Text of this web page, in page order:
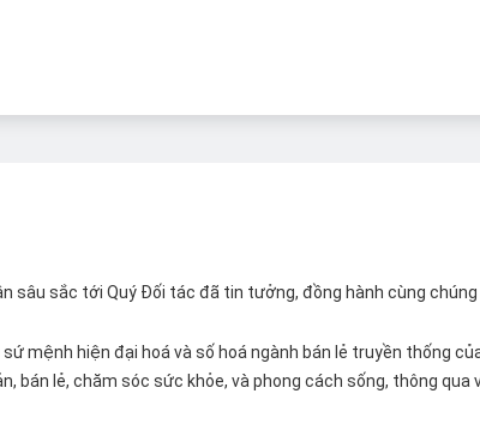
sâu sắc tới Quý Đối tác đã tin tưởng, đồng hành cùng
mệnh hiện đại hoá và số hoá ngành bán lẻ truyền thống
bán lẻ, chăm sóc sức khỏe, và phong cách sống, thông qua